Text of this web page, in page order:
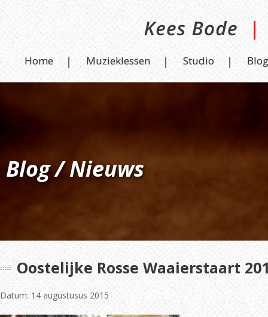
Home Muzieklessen Studio Blog
Blog / Nieuws
Oostelijke Rosse Waaierstaart
Datum: 14 augustusus 2015